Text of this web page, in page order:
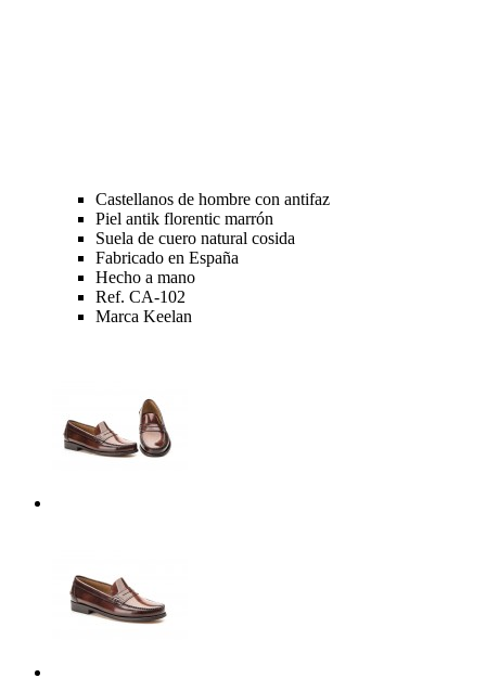
Castellanos de hombre con antifaz
Piel antik florentic marrón
Suela de cuero natural cosida
Fabricado en España
Hecho a mano
Ref. CA-102
Marca Keelan